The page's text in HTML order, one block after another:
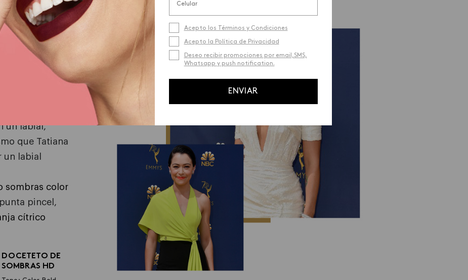
en los
tuyo? No te
mirada de oro
de manera
de ojos o
Pero si lo que
un labial,
que Tatiana
un labial
sombras color
pincel,
cítrico
DOCETETO DE
SOMBRAS HD
Acepto los Términos y Condiciones
Acepto la Política de Privacidad
Deseo recibir promociones por email,SMS,
Whatsapp y push notification.
ENVIAR